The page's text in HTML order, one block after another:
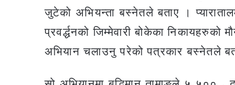
जुटेको अभियन्ता बस्नेतले बताए ।
प्रवर्द्धनको जिम्मेवारी बोकेका
अभियान चलाउनु परेको पत्रकार बस्नेतले